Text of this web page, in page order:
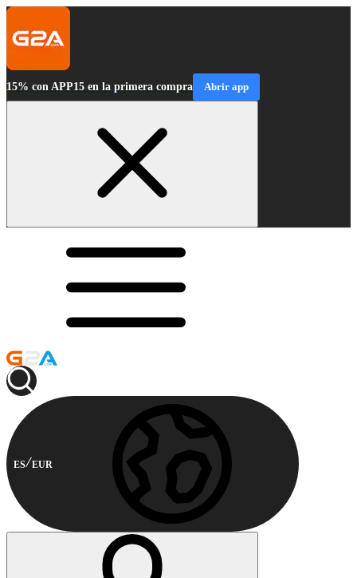
15% con APP15 en la primera compra Abrir app
ES EUR